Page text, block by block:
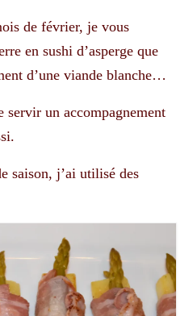
de février, je vous
en sushi d’asperge que
d’une viande blanche…
servir un accompagnement
saison, j’ai utilisé des